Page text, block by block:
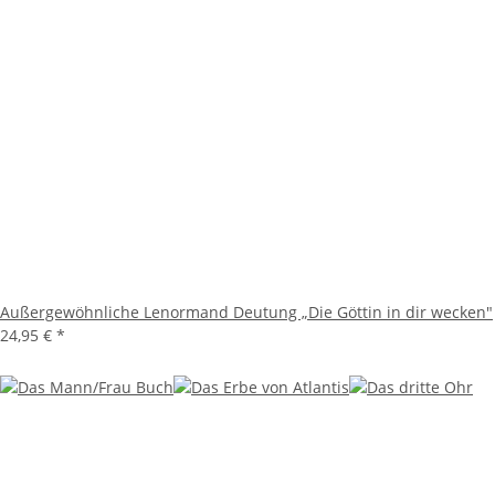
Außergewöhnliche Lenormand Deutung „Die Göttin in dir wecken"
24,95 € *